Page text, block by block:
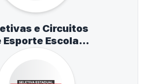
e Circuitos
Esporte Escolar
de Atletismo,
e Tênis de
Mesa